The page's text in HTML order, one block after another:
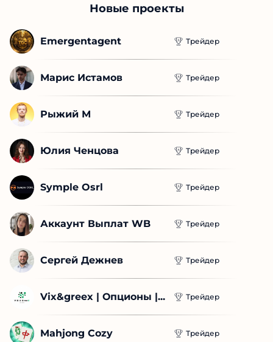
Новые проекты
Emergentagent Трейдер
Марис Истамов Трейдер
Рыжий М Трейдер
Юлия Ченцова Трейдер
Symple Osrl Трейдер
Аккаунт Выплат WB Трейдер
Сергей Дежнев Трейдер
Vix&greex | Опционы |... Трейдер
Mahjong Cozy Трейдер